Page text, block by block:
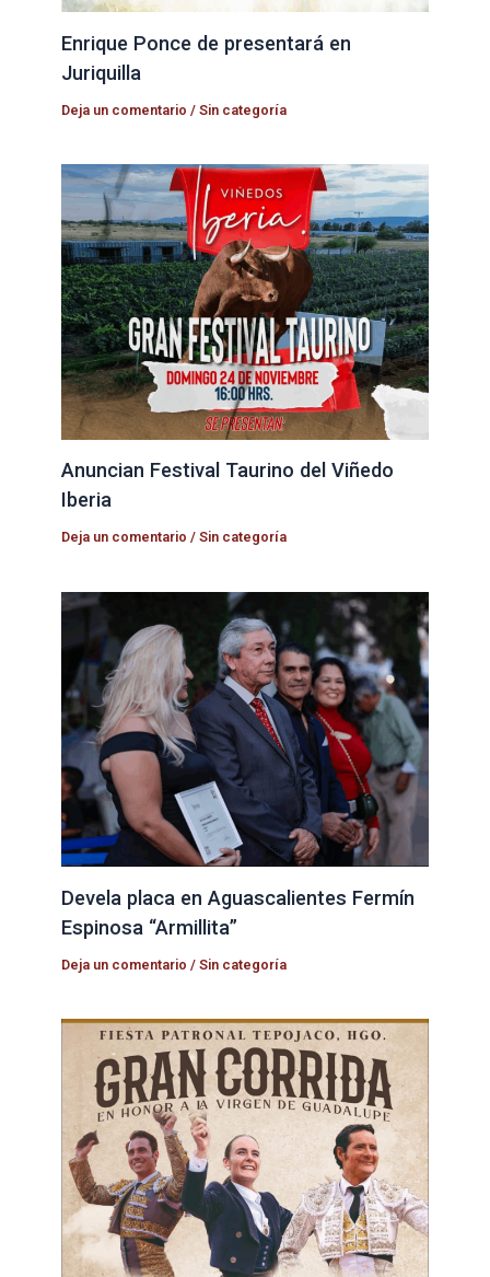
Enrique Ponce de presentará en
Juriquilla
Deja un comentario /Sin categoría
Anuncian Festival Taurino del Viñedo
Iberia
Deja un comentario /Sin categoría
Devela placa en Aguascalientes Fermín
Espinosa “Armillita”
Deja un comentario /Sin categoría